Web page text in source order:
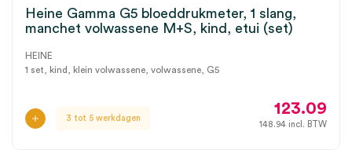
Heine Gamma G5 bloeddrukmeter, 1 slang,
manchet volwassene M+S, kind, etui (set)
HEINE
1 set, kind, klein volwassene, volwassene, G5
3 tot 5 werkdagen
123.09
148.94 incl. BTW